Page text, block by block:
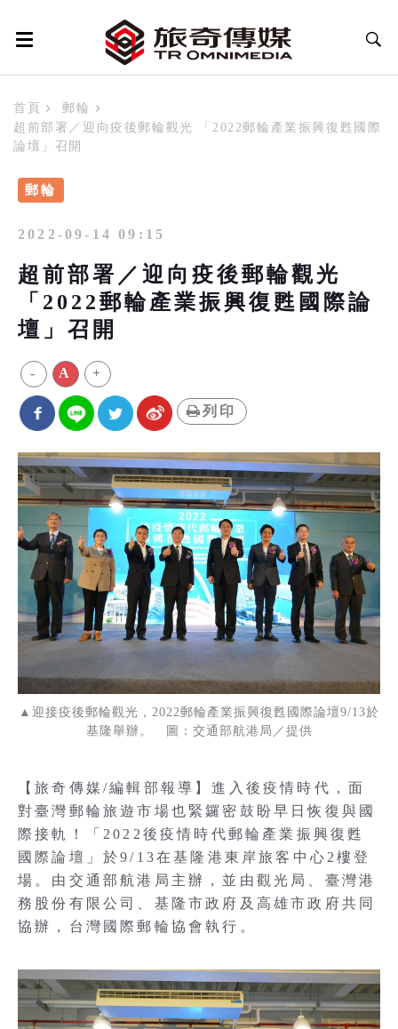
首頁
郵輪
超前部署／迎向疫後郵輪觀光 「2022郵輪產業振興復甦國際
論壇」召開
郵輪
2022-09-14 09:15
超前部署／迎向疫後郵輪觀光
「2022郵輪產業振興復甦國際論
壇」召開
- A +
列印
▲迎接疫後郵輪觀光，2022郵輪產業振興復甦國際論壇9/13於
基隆舉辦。 圖：交通部航港局／提供
【旅奇傳媒/編輯部報導】進入後疫情時代，面
對臺灣郵輪旅遊市場也緊鑼密鼓盼早日恢復與國
際接軌！「2022後疫情時代郵輪產業振興復甦
國際論壇」於9/13在基隆港東岸旅客中心2樓登
場。由交通部航港局主辦，並由觀光局、臺灣港
務股份有限公司、基隆市政府及高雄市政府共同
協辦，台灣國際郵輪協會執行。